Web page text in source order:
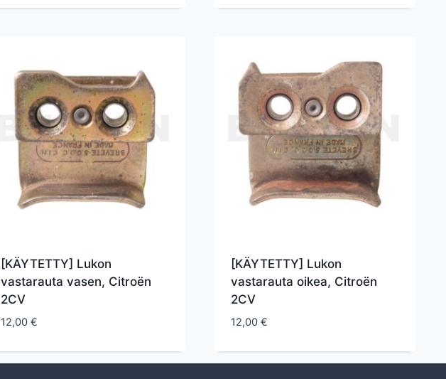
[KÄYTETTY] Lukon
vastarauta vasen, Citroën
2CV
12,00 €
[KÄYTETTY] Lukon
vastarauta oikea, Citroën
2CV
12,00 €